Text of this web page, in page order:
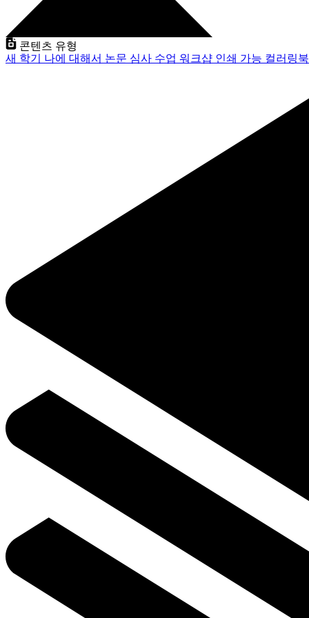
콘텐츠 유형
새 학기 나에 대해서 논문 심사 수업 워크샵 인쇄 가능 컬러링북